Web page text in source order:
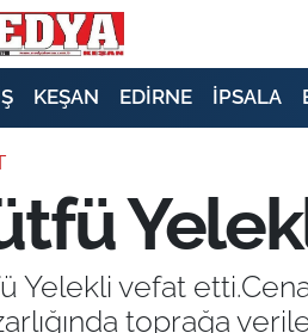
KEŞAN EDİRNE İPSALA
Yelekli vefat
toprağa